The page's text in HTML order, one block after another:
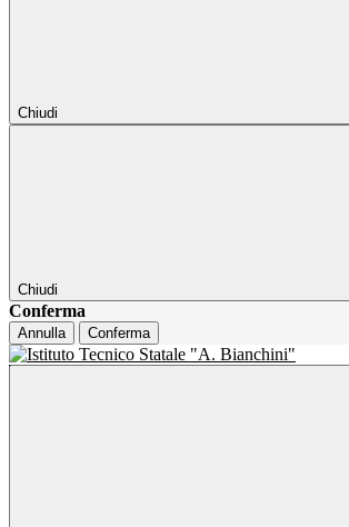
Chiudi
Chiudi
Conferma
Annulla Conferma